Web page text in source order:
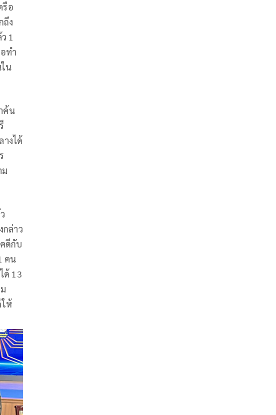
รือ
ถึง
1
ทำ
น
ค้น
งได้
ล่าว
ดีกับ
คน
ด้ 13
ห้